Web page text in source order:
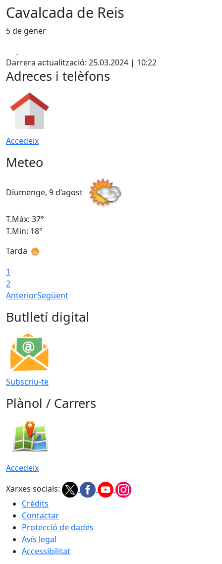
Cavalcada de Reis
5 de gener
Darrera actualització: 25.03.2024 | 10:22
Adreces i telèfons
Accedeix
Meteo
Diumenge, 9 d’agost
T.Màx: 37°
T.Min: 18°
Tarda
1
2
AnteriorSegüent
Butlletí digital
Subscriu-te
Plànol / Carrers
Accedeix
Xarxes socials:
Crèdits
Contactar
Protecció de dades
Avís legal
Accessibilitat